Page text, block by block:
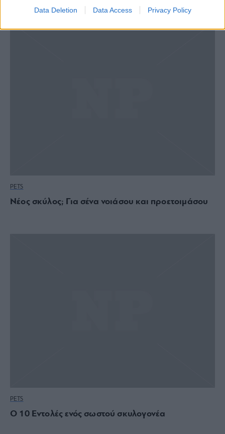
Data Deletion Data Access Privacy Policy
PETS
Νέος σκύλος; Για σένα νοιάσου και προετοιμάσου
PETS
Ο 10 Εντολές ενός σωστού σκυλογονέα